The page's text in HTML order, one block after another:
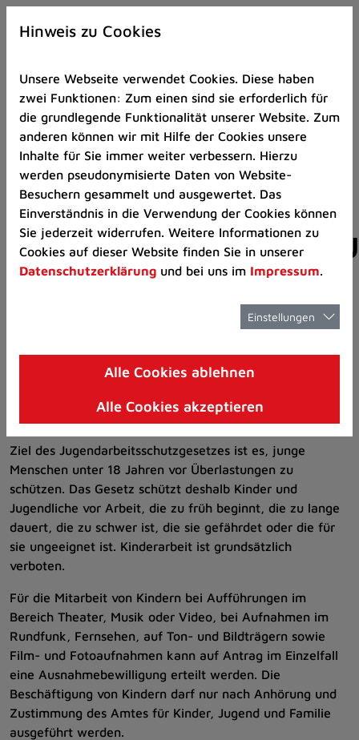
Zur
Startseite
Zum
Seitenanfang
springen
(Schnelltaste
A)
Zur
Navigation/Menü
springen
(Schnelltaste
M)
Zur
8)
I)
Kinder und Jugend Kinder- und
(JArbSchG)
Das Gesetz zum Schutz der arbeitenden Jugend
(JArbSchG) enthält Regelungen zum Schutz von Kindern
und Jugendlichen in der Arbeitswelt.
Ziel des Jugendarbeitsschutzgesetzes ist es, junge
Menschen unter 18 Jahren vor Überlastun­gen zu
schützen. Das Gesetz schützt deshalb Kinder und
Jugendliche vor Arbeit, die zu früh beginnt, die zu lange
dauert, die zu schwer ist, die sie gefährdet oder die für
sie unge­eignet ist. Kinderarbeit ist grundsätzlich
verboten.
Für die Mitarbeit von Kindern bei Aufführungen im
Bereich Theater, Musik oder Video, bei Aufnahmen im
Rundfunk, Fernsehen, auf Ton- und Bildträgern sowie
Film- und Fotoaufnahmen kann auf Antrag im Einzelfall
eine Ausnahmebewilligung erteilt werden. Die
Beschäftigung von Kindern darf nur nach Anhörung und
Zustimmung des Amtes für Kinder, Jugend und Familie
ausgeführt werden.
Hinweis zu Cookies
Unsere Webseite verwendet Cookies. Diese haben
zwei Funktionen: Zum einen sind sie erforderlich für
die grundlegende Funktionalität unserer Website. Zum
anderen können wir mit Hilfe der Cookies unsere
Inhalte für Sie immer weiter verbessern. Hierzu
werden pseudonymisierte Daten von Website-
Besuchern gesammelt und ausgewertet. Das
Einverständnis in die Verwendung der Cookies können
Sie jederzeit widerrufen. Weitere Informationen zu
Cookies auf dieser Website finden Sie in unserer
Datenschutzerklärung und bei uns im Impressum.
Einstellungen
Alle Cookies ablehnen
Alle Cookies akzeptieren